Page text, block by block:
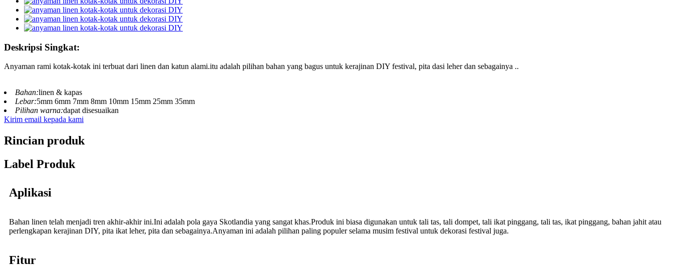
Deskripsi Singkat:
Anyaman rami kotak-kotak ini terbuat dari linen dan katun alami.itu adalah pilihan bahan yang bagus untuk kerajinan DIY festival, pita dasi leher dan sebagainya ..
Bahan:linen & kapas
Lebar:5mm 6mm 7mm 8mm 10mm 15mm 25mm 35mm
Pilihan warna:dapat disesuaikan
Kirim email kepada kami
Rincian produk
Label Produk
Aplikasi
Bahan linen telah menjadi tren akhir-akhir ini.Ini adalah pola gaya Skotlandia yang sangat khas.Produk ini biasa digunakan untuk tali tas, tali dompet, tali ikat pinggang, tali tas, ikat pinggang, bahan jahit atau
perlengkapan kerajinan DIY, pita ikat leher, pita dan sebagainya.Anyaman ini adalah pilihan paling populer selama musim festival untuk dekorasi festival juga.
Fitur